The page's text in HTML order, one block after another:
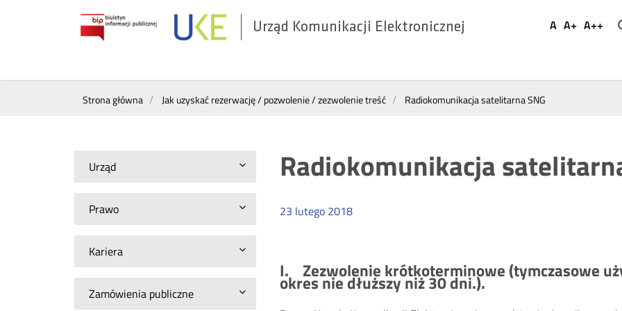
Urząd Komunikacji Elektronicznej A A+ A++
Media
Menu
Strona główna Jak uzyskać rezerwację / pozwolenie / zezwolenie treść Radiokomunikacja satelitarna SNG
Urząd
Prawo
Kariera
Zamówienia publiczne
Radiokomunikacja
23 lutego 2018
I. Zezwolenie krótkoterminowe (tymczasowe
okres nie dłuższy niż 30 dni.).